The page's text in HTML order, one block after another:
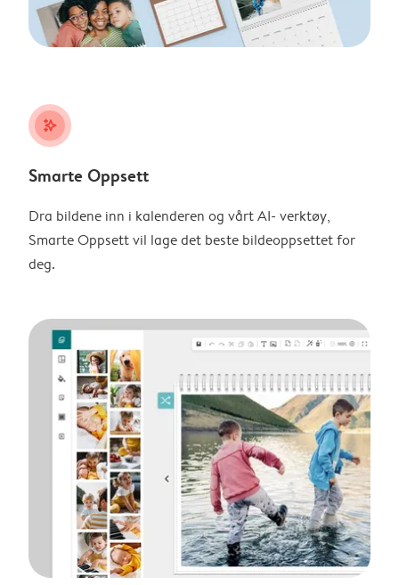
stars_plus
Smarte Oppsett
Dra bildene inn i kalenderen og vårt AI- verktøy,
Smarte Oppsett vil lage det beste bildeoppsettet for
deg.